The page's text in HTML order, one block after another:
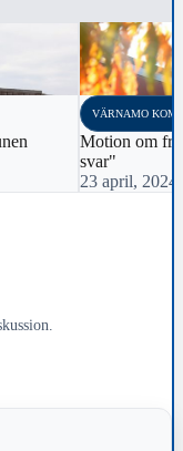
VÄRNAMO
Motion om
svar"
23 april, 2024